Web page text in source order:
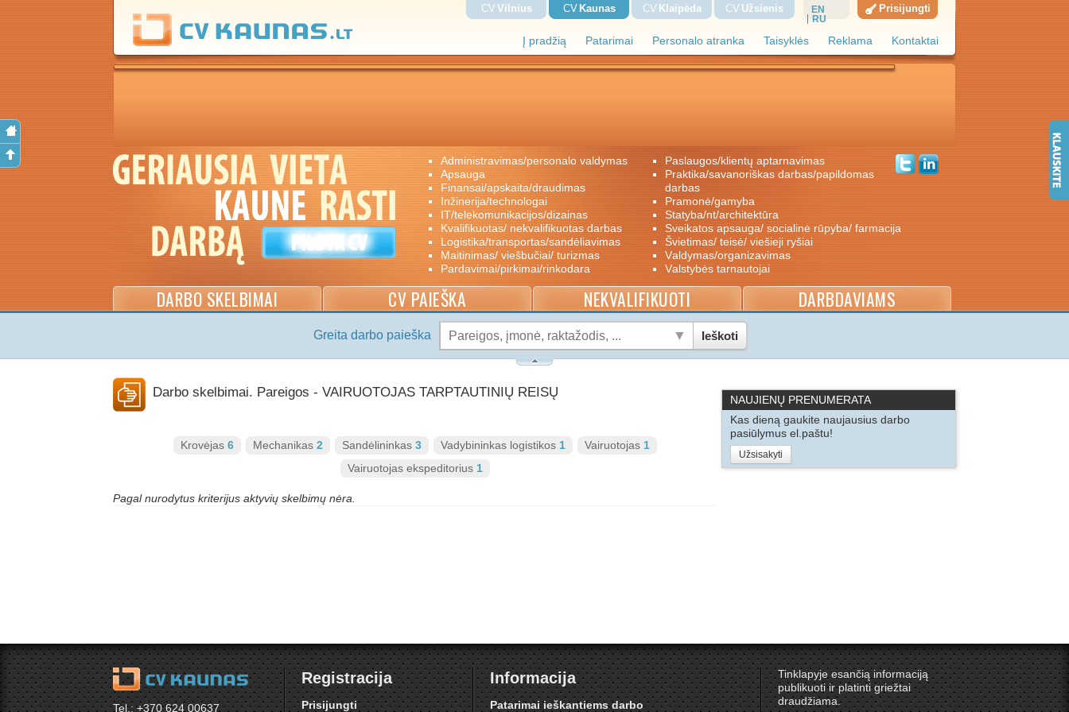
Į pradžią Patarimai Personalo atranka Taisyklės Reklama Kontaktai
CV Vilnius CV Kaunas CV Klaipėda CV Užsienis
EN
RU
Prisijungti
administravimas/personalo valdymas
apsauga
finansai/apskaita/draudimas
inžinerija/technologai
IT/telekomunikacijos/dizainas
kvalifikuotas/ nekvalifikuotas darbas
logistika/transportas/sandėliavimas
maitinimas/ viešbučiai/ turizmas
pardavimai/pirkimai/rinkodara
paslaugos/klientų aptarnavimas
praktika/savanoriškas darbas/papildomas
darbas
pramonė/gamyba
statyba/nt/architektūra
sveikatos apsauga/ socialinė rūpyba/ farmacija
švietimas/ teisė/ viešieji ryšiai
valdymas/organizavimas
valstybės tarnautojai
DARBO SKELBIMAI CV PAIEŠKA NEKVALIFIKUOTI DARBDAVIAMS
Greita darbo paieška Ieškoti
Darbo skelbimai. Pareigos - VAIRUOTOJAS TARPTAUTINIŲ REISŲ
Krovėjas 6 Mechanikas 2 Sandėlininkas 3 Vadybininkas logistikos 1 Vairuotojas 1
Vairuotojas ekspeditorius 1
Pagal nurodytus kriterijus aktyvių skelbimų nėra.
NAUJIENŲ PRENUMERATA
Kas dieną gaukite naujausius darbo
pasiūlymus el.paštu!
Užsisakyti
Tel.: +370 624 00637
Registracija
Prisijungti
Informacija
Patarimai ieškantiems darbo
Tinklapyje esančią informaciją
publikuoti ir platinti griežtai
draudžiama.